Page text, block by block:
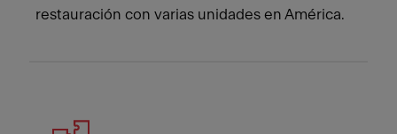
restauración con varias unidades en América.